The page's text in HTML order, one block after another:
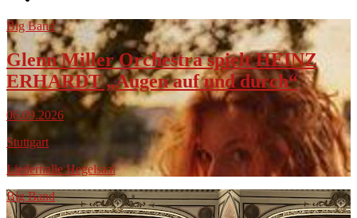
Big Band
Glenn Miller Orchestra spielt HEINZ
ERHARDT „Augen auf und durch“
06.09.2026
Stuttgart
Liederhalle Hegelsaal
Big Band